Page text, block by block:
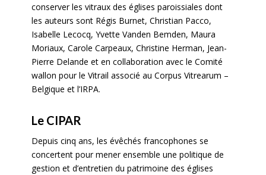
conserver les vitraux des églises paroissiales dont
les auteurs sont Régis Burnet, Christian Pacco,
Isabelle Lecocq, Yvette Vanden Bemden, Maura
Moriaux, Carole Carpeaux, Christine Herman, Jean-
Pierre Delande et en collaboration avec le Comité
wallon pour le Vitrail associé au Corpus Vitrearum –
Belgique et l’IRPA.
Le CIPAR
Depuis cinq ans, les évêchés francophones se
concertent pour mener ensemble une politique de
gestion et d’entretien du patrimoine des églises